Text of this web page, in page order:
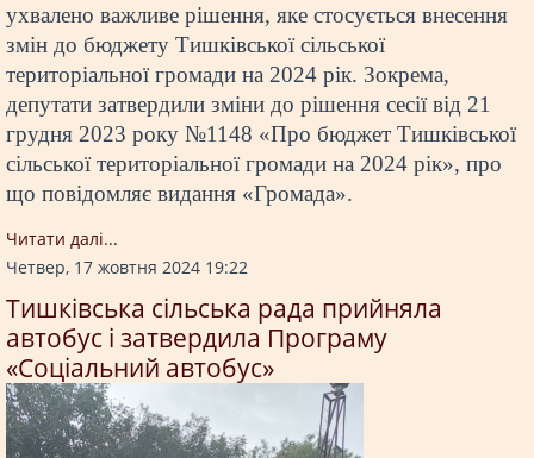
ухвалено важливе рішення, яке стосується внесення
змін до бюджету Тишківської сільської
територіальної громади на 2024 рік. Зокрема,
депутати затвердили зміни до рішення сесії від 21
грудня 2023 року №1148 «Про бюджет Тишківської
сільської територіальної громади на 2024 рік», про
що повідомляє видання «Громада».
Читати далi...
Четвер, 17 жовтня 2024 19:22
Тишківська сільська рада прийняла
автобус і затвердила Програму
«Соціальний автобус»